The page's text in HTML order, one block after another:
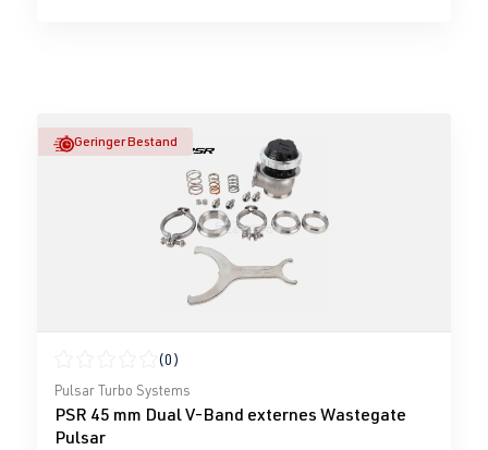
Geringer Bestand
Durchschnittliche Bewertung von 0 von 5 Sternen
(0)
Pulsar Turbo Systems
PSR 45 mm Dual V-Band externes Wastegate
Pulsar